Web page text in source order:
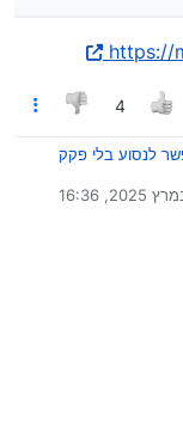
https://
4
לנסוע בלי פקק
על ידי